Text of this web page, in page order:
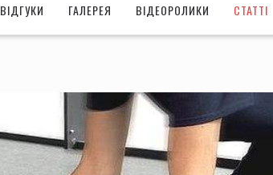
ВІДГУКИ ГАЛЕРЕЯ ВІДЕОРОЛИКИ СТАТТІ